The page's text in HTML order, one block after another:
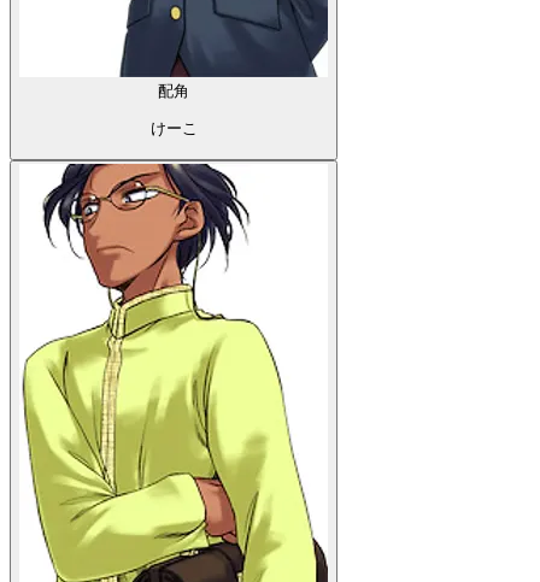
配角
けーこ